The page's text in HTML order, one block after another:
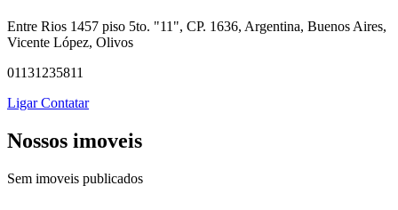
Entre Rios 1457 piso 5to. "11", CP. 1636, Argentina, Buenos Aires,
Vicente López, Olivos
01131235811
LigarContatar
Nossos imoveis
Sem imoveis publicados